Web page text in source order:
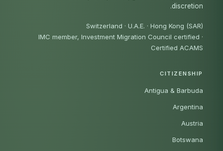
discretion.
Switzerland · U.A.E. · Hong Kong (SAR)
IMC member, Investment Migration Council certified ·
Certified ACAMS
CITIZENSHIP
Antigua & Barbuda
Argentina
Austria
Botswana